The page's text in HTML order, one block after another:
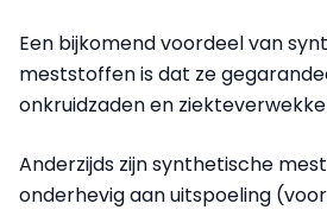
Een bijkomend voordeel van
meststoffen is dat ze
onkruidzaden en
Anderzijds zijn synthetische
onderhevig aan uitspoeling